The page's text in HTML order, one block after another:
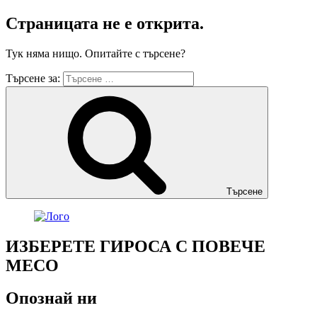
Страницата не е открита.
Тук няма нищо. Опитайте с търсене?
Търсене за:
Търсене
ИЗБЕРЕТЕ ГИРОСА С ПОВЕЧЕ
МЕСО
Опознай ни